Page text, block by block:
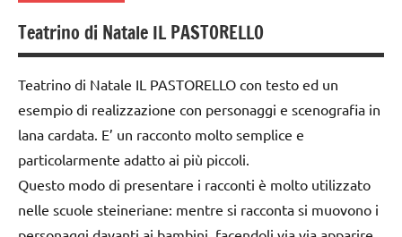
LINGUAGGIO
Natale
racconti
TUTORIAL
TUTTI GLI
DIDATTICA
WALDORF
Natale
papercutting
TUTORIAL
2a
settimana
di
avvento
arte
Waldorf
dai
3 ai
6
Teatrino di Natale IL PASTORELLO
Teatrino di Natale IL PASTORELLO con testo ed un
esempio di realizzazione con personaggi e scenografia in
lana cardata. E’ un racconto molto semplice e
particolarmente adatto ai più piccoli.
Questo modo di presentare i racconti è molto utilizzato
nelle scuole steineriane: mentre si racconta si muovono i